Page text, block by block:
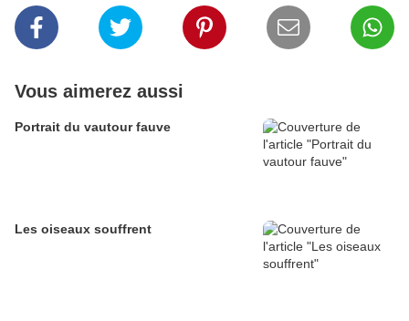
Vous aimerez aussi
Portrait du vautour fauve
Les oiseaux souffrent